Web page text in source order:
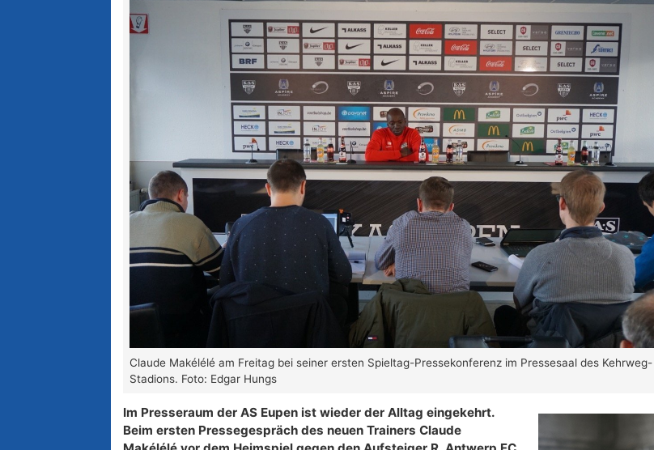
Claude Makélélé am Freitag bei seiner ersten Spieltag-Pressekonferenz im Pressesaal des Kehrweg-
Stadions. Foto: Edgar Hungs
Im Presseraum der AS Eupen ist wieder der Alltag eingekehrt.
Beim ersten Pressegespräch des neuen Trainers Claude